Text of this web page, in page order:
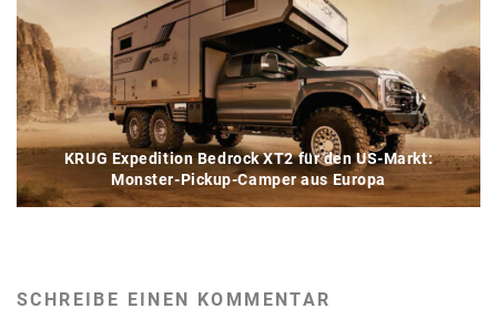
KRUG Expedition Bedrock XT2 für den US-Markt:
Monster-Pickup-Camper aus Europa
SCHREIBE EINEN KOMMENTAR